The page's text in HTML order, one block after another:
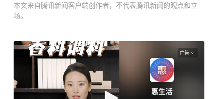
本文来自腾讯新闻客户端创作者，不代表腾讯新闻的观点和立
场。
广告